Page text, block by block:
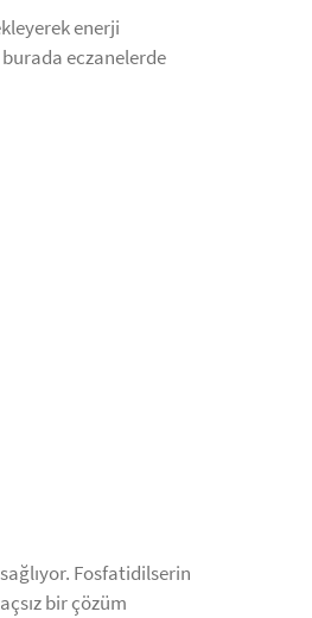
enerji
eczanelerde
Fosfatidilserin
bir çözüm